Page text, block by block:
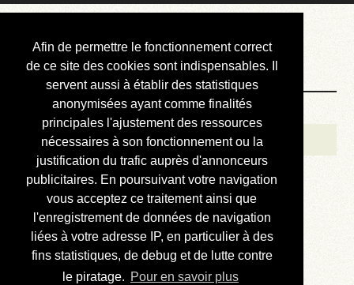
Afin de permettre le fonctionnement correct
de ce site des cookies sont indispensables. Il
servent aussi à établir des statistiques
anonymisées ayant comme finalités
principales l'ajustement des ressources
nécessaires à son fonctionnement ou la
justification du trafic auprès d'annonceurs
publicitaires. En poursuivant votre navigation
vous acceptez ce traitement ainsi que
l'enregistrement de données de navigation
liées à votre adresse IP, en particulier à des
fins statistiques, de debug et de lutte contre
le piratage. Pour en savoir plus
Courbis, « LE »
Blog Officiel
Bienvenue
Réalisations
Divers (et d’été)
Annonces
Liens externes
Téléchargement